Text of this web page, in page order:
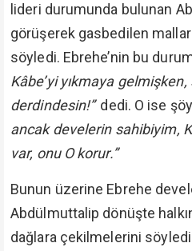
lideri durumunda bulunan
görüşerek gasbedilen
söyledi. Ebrehe’nin bu
Kâbe’yi yıkmaya
derdindesin!” dedi. O ise
ancak develerin sahibiyim,
var, onu O korur.”
Bunun üzerine Ebrehe
Abdülmuttalip dönüşte
dağlara çekilmelerini